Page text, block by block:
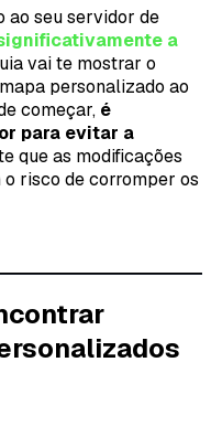
ao seu servidor de
a
vai te mostrar o
personalizado ao
começar, é
para evitar a
que as modificações
o risco de corromper os